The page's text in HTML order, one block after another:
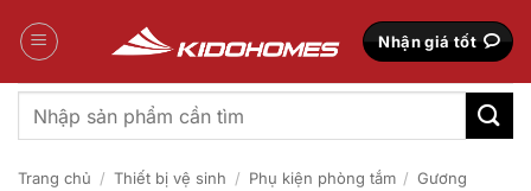
qua
Nhận giá tốt
Tìm
kiếm:
Trang chủ / Thiết bị vệ sinh / Phụ kiện phòng tắm / Gương